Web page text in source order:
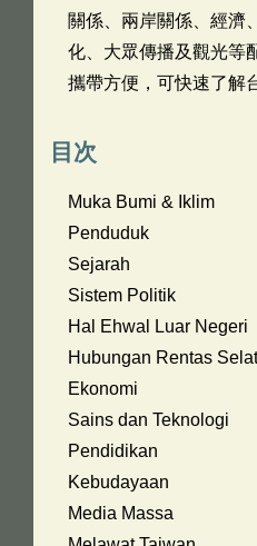
關係、兩岸關係、經濟
化、大眾傳播及觀光等
攜帶方便，可快速了解
目次
Muka Bumi & Iklim
Penduduk
Sejarah
Sistem Politik
Hal Ehwal Luar Negeri
Hubungan Rentas Selat
Ekonomi
Sains dan Teknologi
Pendidikan
Kebudayaan
Media Massa